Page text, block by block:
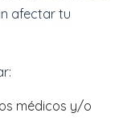
afectar tu
médicos y/o